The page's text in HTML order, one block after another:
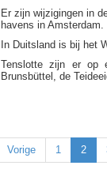
Er zijn wijzigingen in
havens in
In Duitsland is bij het
Tenslotte zijn er op
Brunsbüttel, de
Vorige 1 2